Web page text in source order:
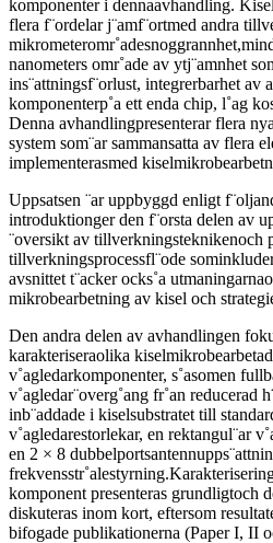
komponenter i dennaavhandling.
flera f¨ordelar j¨amf¨ortmed andra
nanometers omr˚ade av ytj¨amnhet
ins¨attningsf¨orlust, integrerbarhet av
komponenterp˚a ett enda chip, l˚ag
Denna avhandlingpresenterar flera
system som¨ar sammansatta av flera
implementerasmed
Uppsatsen ¨ar uppbyggd enligt
introduktionger den f¨orsta delen av
¨oversikt av tillverkningsteknikenoch
tillverkningsprocessfl¨ode
avsnittet t¨acker ocks˚a
mikrobearbetning av kisel och
Den andra delen av avhandlingen
karakteriseraolika
v˚agledarkomponenter, s˚asomen
v˚agledar¨overg˚ang fr˚an reducerad
inb¨addade i kiselsubstratet till
v˚agledarestorlekar, en rektangul¨ar
en 2 × 8
komponent presenteras grundligtoch
diskuteras inom kort, eftersom
bifogade publikationerna (Paper I, II